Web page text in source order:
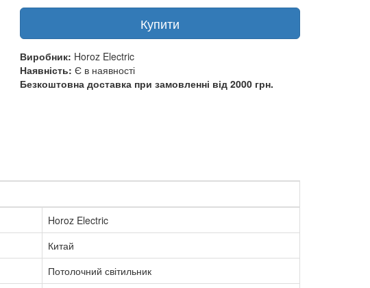
Купити
Виробник: Horoz Electric
Наявність: Є в наявності
Безкоштовна доставка при замовленні від 2000 грн.
Horoz Electric
Китай
Потолочний світильник